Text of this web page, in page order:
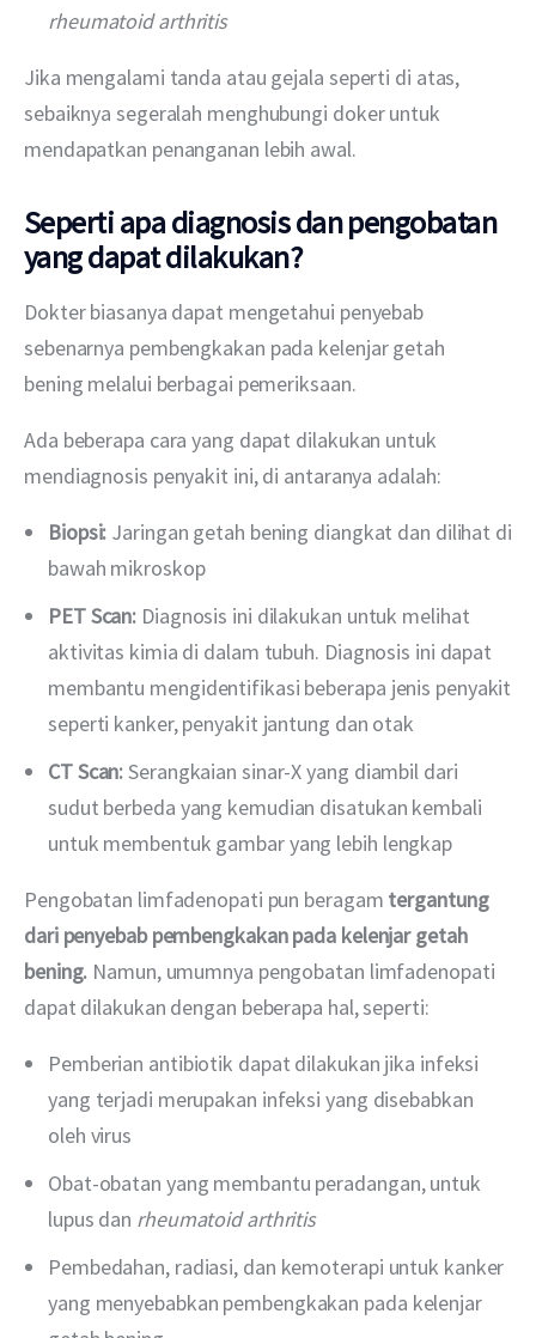
rheumatoid arthritis
Jika mengalami tanda atau gejala seperti di atas,
sebaiknya segeralah menghubungi doker untuk
mendapatkan penanganan lebih awal.
Seperti apa diagnosis dan pengobatan
yang dapat dilakukan?
Dokter biasanya dapat mengetahui penyebab
sebenarnya pembengkakan pada kelenjar getah
bening melalui berbagai pemeriksaan.
Ada beberapa cara yang dapat dilakukan untuk
mendiagnosis penyakit ini, di antaranya adalah:
Biopsi: Jaringan getah bening diangkat dan dilihat di
bawah mikroskop
PET Scan: Diagnosis ini dilakukan untuk melihat
aktivitas kimia di dalam tubuh. Diagnosis ini dapat
membantu mengidentifikasi beberapa jenis penyakit
seperti kanker, penyakit jantung dan otak
CT Scan:Serangkaian sinar-X yang diambil dari
sudut berbeda yang kemudian disatukan kembali
untuk membentuk gambar yang lebih lengkap
Pengobatan limfadenopati pun beragam tergantung
dari penyebab pembengkakan pada kelenjar getah
bening. Namun, umumnya pengobatan limfadenopati
dapat dilakukan dengan beberapa hal, seperti:
Pemberian antibiotik dapat dilakukan jika infeksi
yang terjadi merupakan infeksi yang disebabkan
oleh virus
Obat-obatan yang membantu peradangan, untuk
lupus dan rheumatoid arthritis
Pembedahan, radiasi, dan kemoterapi untuk kanker
yang menyebabkan pembengkakan pada kelenjar